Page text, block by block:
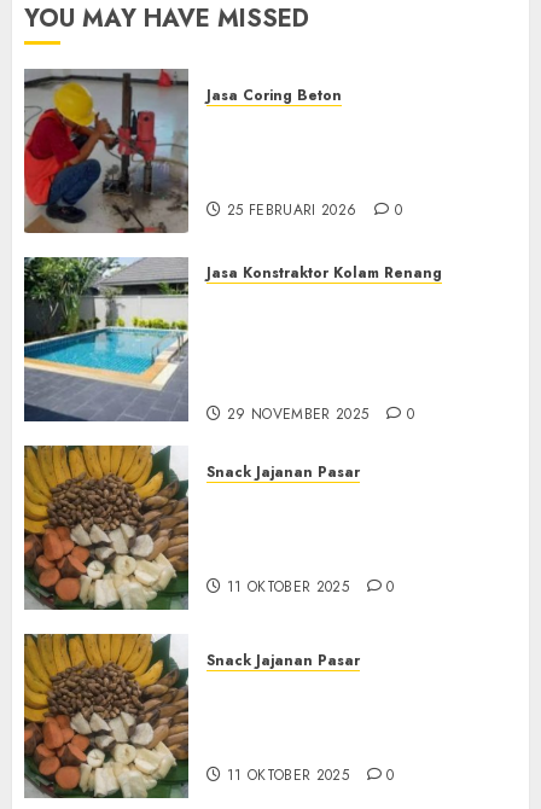
YOU MAY HAVE MISSED
Jasa Coring Beton
25 FEBRUARI 2026 0
Jasa Konstraktor Kolam Renang
29 NOVEMBER 2025 0
Snack Jajanan Pasar
11 OKTOBER 2025 0
Snack Jajanan Pasar
11 OKTOBER 2025 0